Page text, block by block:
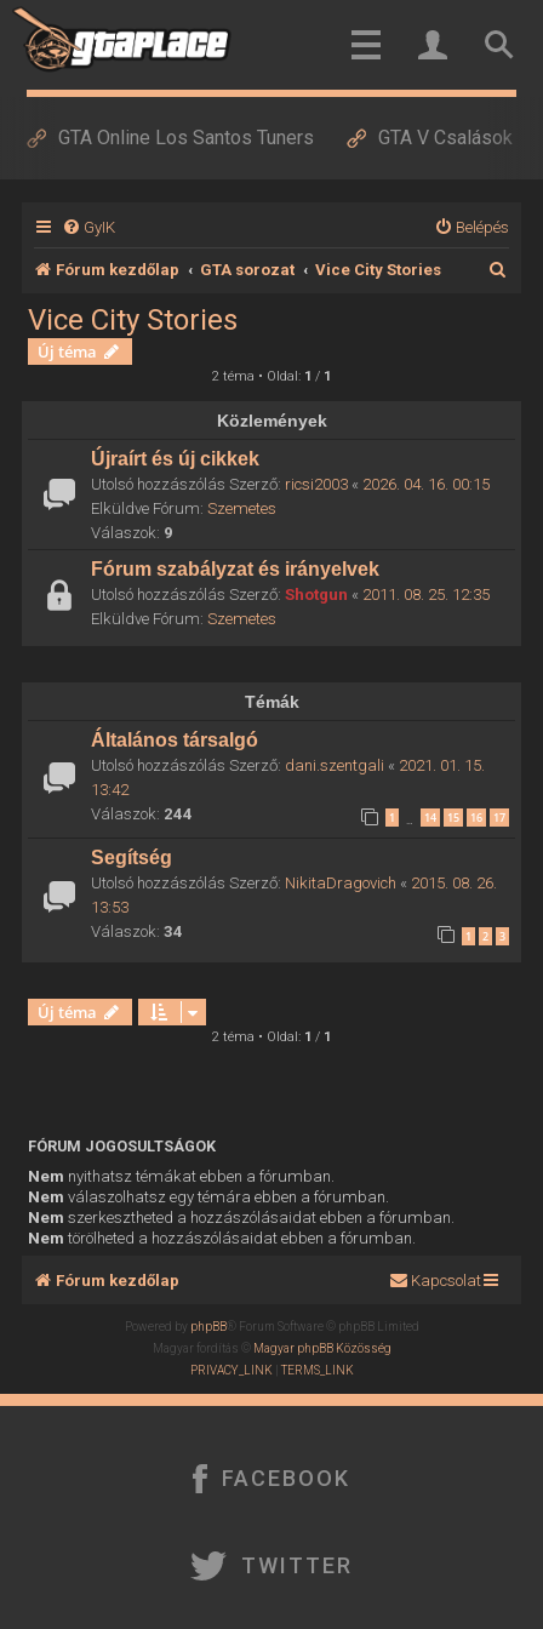
GTA Online Los Santos Tuners GTA V Csalások
GyIK Belépés
Fórum kezdőlap GTA sorozat Vice City Stories
Vice City Stories
Új téma
2 téma • Oldal: 1 / 1
Közlemények
Újraírt és új cikkek
Utolsó hozzászólás Szerző: ricsi2003« 2026. 04. 16. 00:15
Elküldve Fórum: Szemetes
Válaszok: 9
Fórum szabályzat és irányelvek
Utolsó hozzászólás Szerző: Shotgun « 2011. 08. 25. 12:35
Elküldve Fórum: Szemetes
Témák
Általános társalgó
Utolsó hozzászólás Szerző: dani.szentgali « 2021. 01. 15.
13:42
Válaszok: 244 1 14 15 16 17
Segítség
Utolsó hozzászólás Szerző: NikitaDragovich « 2015. 08. 26.
13:53
Válaszok: 34 1 2 3
Új téma
2 téma • Oldal: 1 / 1
FÓRUM JOGOSULTSÁGOK
Nem nyithatsz témákat ebben a fórumban.
Nem válaszolhatsz egy témára ebben a fórumban.
Nem szerkesztheted a hozzászólásaidat ebben a fórumban.
Nem törölheted a hozzászólásaidat ebben a fórumban.
Fórum kezdőlap Kapcsolat
Powered by phpBB® Forum Software © phpBB Limited
Magyar fordítás ©
Magyar phpBB Közösség
PRIVACY_LINK| TERMS_LINK
FACEBOOK
TWITTER